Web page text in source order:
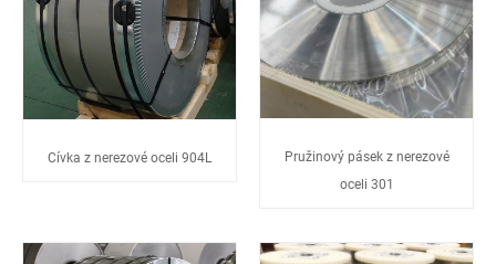
Cívka z nerezové oceli 904L
Pružinový pásek z nerezové
oceli 301